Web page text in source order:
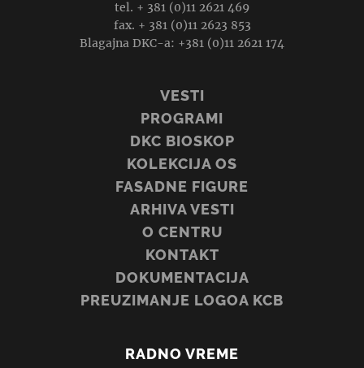
tel. + 381 (0)11 2621 469
fax. + 381 (0)11 2623 853
Blagajna DKC-a: +381 (0)11 2621 174
VESTI
PROGRAMI
DKC BIOSKOP
KOLEKCIJA OS
FASADNE FIGURE
ARHIVA VESTI
O CENTRU
KONTAKT
DOKUMENTACIJA
PREUZIMANJE LOGOA KCB
RADNO VREME